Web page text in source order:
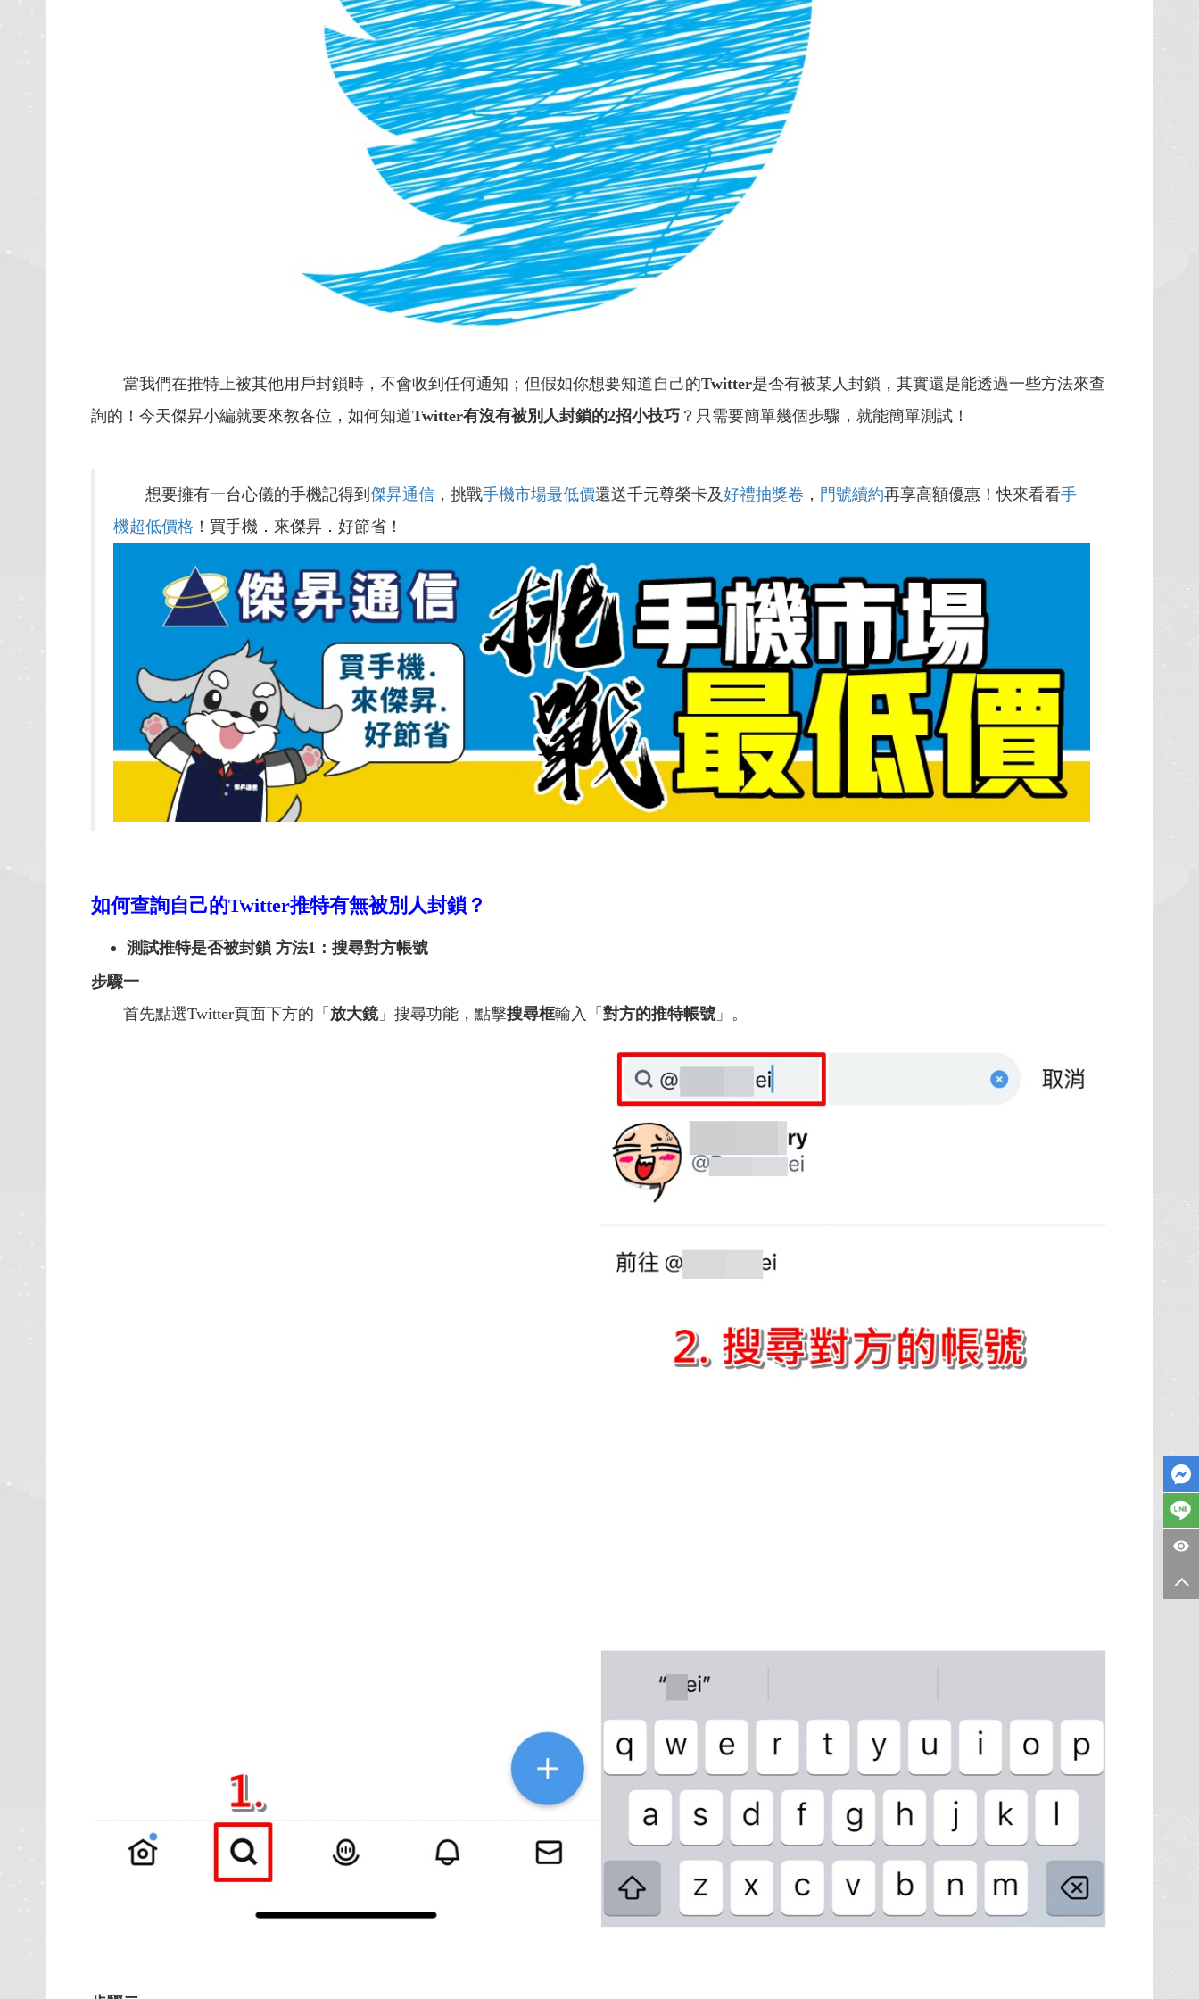
當我們在推特上被其他用戶封鎖時，不會收到任何通知；但假如你想要知道自己的Twitter是否有被某人封鎖，其實還是能透過一些方法來查
詢的！今天傑昇小編就要來教各位，如何知道Twitter有沒有被別人封鎖的2招小技巧 ？只需要簡單幾個步驟，就能簡單測試！
想要擁有一台心儀的手機記得到 傑昇通信 ，挑戰手機市場最低價還送千元尊榮卡及好禮抽獎卷 ， 門號續約再享高額優惠！快來看看手
機超低價格 ！買手機．來傑昇．好節省！
如何查詢自己的Twitter推特有無被別人封鎖？
測試推特是否被封鎖 方法1：搜尋對方帳號
步驟一
首先點選Twitter頁面下方的「 放大鏡」搜尋功能，點擊搜尋框輸入「 對方的推特帳號 」。